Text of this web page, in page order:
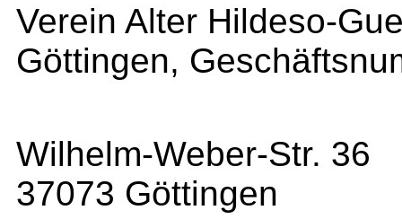
Verein Alter Hildeso-
Göttingen,
Wilhelm-Weber-Str. 36
37073 Göttingen